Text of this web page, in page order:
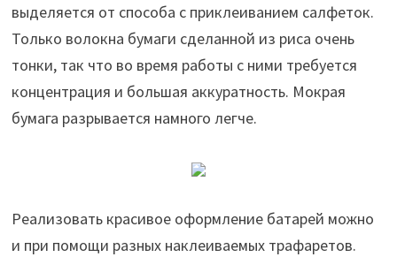
выделяется от способа с приклеиванием салфеток.
Только волокна бумаги сделанной из риса очень
тонки, так что во время работы с ними требуется
концентрация и большая аккуратность. Мокрая
бумага разрывается намного легче.
Реализовать красивое оформление батарей можно
и при помощи разных наклеиваемых трафаретов.